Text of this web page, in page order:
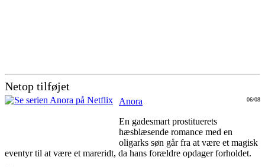
Netop tilføjet
06/08
Anora
En gadesmart prostituerets
hæsblæsende romance med en
oligarks søn går fra at være et magisk
eventyr til at være et mareridt, da hans forældre opdager forholdet.